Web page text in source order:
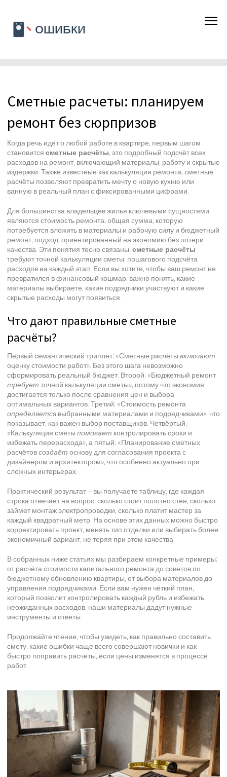
Сметные расчеты: планируем
ремонт без сюрпризов
Когда речь идёт о любой работе в квартире, первым шагом
становится сметные расчёты, это подробный подсчёт всех
расходов на ремонт, включающий материалы, работу и скрытые
издержки . Также известные как калькуляция ремонта, сметные
расчёты позволяют превратить мечту о новую кухню или
ванную в реальный план с фиксированными цифрами.
Для большинства владельцев жилья ключевыми сущностями
являются стоимость ремонта, общая сумма, которую
потребуется вложить в материалы и рабочую силу и бюджетный
ремонт, подход, ориентированный на экономию без потери
качества . Эти понятия тесно связаны: сметные расчёты
требуют точной калькуляции сметы, пошагового подсчёта
расходов на каждый этап . Если вы хотите, чтобы ваш ремонт не
превратился в финансовый кошмар, важно понять, какие
материалы выбираете, какие подрядчики участвуют и какие
скрытые расходы могут появиться.
Что дают правильные сметные
расчёты?
Первый семантический триплет: «Сметные расчёты включают
оценку стоимости работ». Без этого шага невозможно
сформировать реальный бюджет. Второй: «Бюджетный ремонт
требует точной калькуляции сметы», потому что экономия
достигается только после сравнения цен и выбора
оптимальных вариантов. Третий: «Стоимость ремонта
определяется выбранными материалами и подрядчиками», что
показывает, как важен выбор поставщиков. Четвёртый:
«Калькуляция сметы помогает контролировать сроки и
избежать перерасхода», а пятый: «Планирование сметных
расчётовсоздаёт основу для согласования проекта с
дизайнером и архитектором», что особенно актуально при
сложных интерьерах.
Практический результат – вы получаете таблицу, где каждая
строка отвечает на вопрос: сколько стоит полотно стен, сколько
займет монтаж электропроводки, сколько платит мастер за
каждый квадратный метр. На основе этих данных можно быстро
корректировать проект, менять тип отделки или выбирать более
экономичный вариант, не теряя при этом качества.
В собранных ниже статьях мы разбираем конкретные примеры:
от расчёта стоимости капитального ремонта до советов по
бюджетному обновлению квартиры, от выбора материалов до
управления подрядчиками. Если вам нужен чёткий план,
который позволит контролировать каждый рубль и избежать
неожиданных расходов, наши материалы дадут нужные
инструменты и ответы.
Продолжайте чтение, чтобы увидеть, как правильно составить
смету, какие ошибки чаще всего совершают новички и как
быстро поправить расчёты, если цены изменятся в процессе
работ.